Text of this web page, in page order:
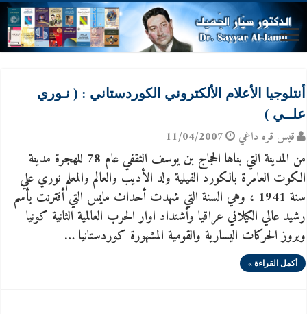
أنتلوجيا الأعلام الألكتروني الكوردستاني : ( نـوري
علــي )
قيس قره داغي 11/04/2007
من المدينة التي بناها الحجاج بن يوسف الثقفي عام 78 للهجرة مدينة
الكوت العامرة بالكورد الفيلية ولد الأديب والعالم والمعلم نوري علي
سنة 1941 ، وهي السنة التي شهدت أحداث مايس التي أقترنت بأسم
رشيد عالي الكيلاني عراقيا وأشتداد اوار الحرب العالمية الثانية كونيا
وبروز الحركات اليسارية والقومية المشهورة كوردستانيا …
أكمل القراءة »